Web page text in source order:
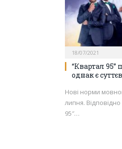
18/07/2021
“Квартал 95”
однак є
Нові норми
липня.
95″…